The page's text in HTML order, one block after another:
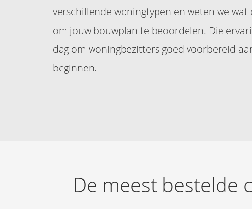
verschillende woningtypen en weten we
om jouw bouwplan te beoordelen. Die
dag om woningbezitters goed voorbereid
beginnen.
De meest bestelde